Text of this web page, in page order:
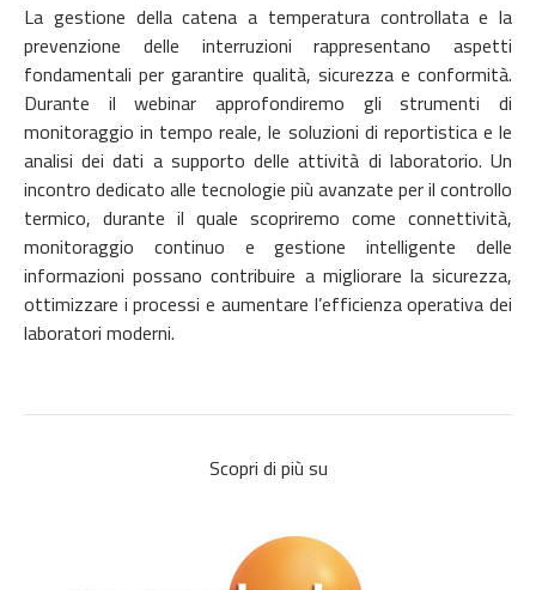
La gestione della catena a temperatura controllata e la
prevenzione delle interruzioni rappresentano aspetti
fondamentali per garantire qualità, sicurezza e conformità.
Durante il webinar approfondiremo gli strumenti di
monitoraggio in tempo reale, le soluzioni di reportistica e le
analisi dei dati a supporto delle attività di laboratorio. Un
incontro dedicato alle tecnologie più avanzate per il controllo
termico, durante il quale scopriremo come connettività,
monitoraggio continuo e gestione intelligente delle
informazioni possano contribuire a migliorare la sicurezza,
ottimizzare i processi e aumentare l’efficienza operativa dei
laboratori moderni.
Scopri di più su